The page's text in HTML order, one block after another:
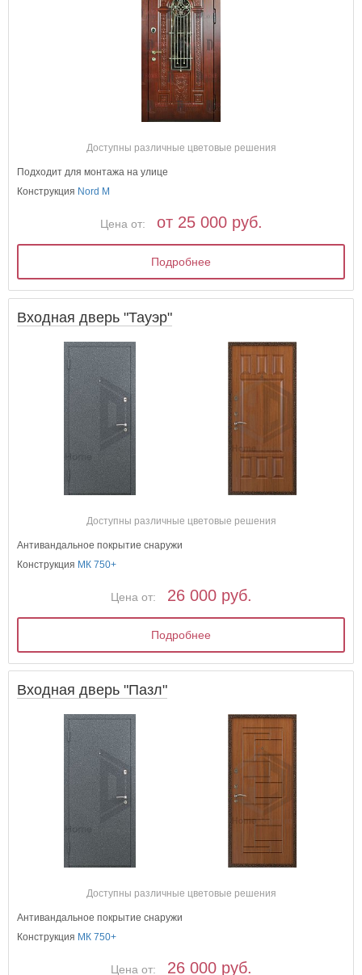
Доступны различные цветовые решения
Подходит для монтажа на улице
Конструкция Nord M
Цена от: от 25 000 руб.
Подробнее
Входная дверь "Тауэр"
Доступны различные цветовые решения
Антивандальное покрытие снаружи
Конструкция МК 750+
Цена от: 26 000 руб.
Подробнее
Входная дверь "Пазл"
Доступны различные цветовые решения
Антивандальное покрытие снаружи
Конструкция МК 750+
Цена от: 26 000 руб.